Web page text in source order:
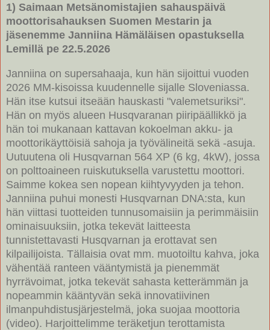
1) Saimaan Metsänomistajien sahauspäivä
moottorisahauksen Suomen Mestarin ja
jäsenemme Janniina Hämäläisen opastuksella
Lemillä pe 22.5.2026
Janniina on supersahaaja, kun hän sijoittui vuoden
2026 MM-kisoissa kuudennelle sijalle Sloveniassa.
Hän itse kutsui itseään hauskasti "valemetsuriksi".
Hän on myös alueen Husqvaranan piiripäällikkö ja
hän toi mukanaan kattavan kokoelman akku- ja
moottorikäyttöisiä sahoja ja työvälineitä sekä -asuja.
Uutuutena oli Husqvarnan 564 XP (6 kg, 4kW), jossa
on polttoaineen ruiskutuksella varustettu moottori.
Saimme kokea sen nopean kiihtyvyyden ja tehon.
Janniina puhui monesti Husqvarnan DNA:sta, kun
hän viittasi tuotteiden tunnusomaisiin ja perimmäisiin
ominaisuuksiin, jotka tekevät laitteesta
tunnistettavasti Husqvarnan ja erottavat sen
kilpailijoista. Tällaisia ovat mm. muotoiltu kahva, joka
vähentää ranteen vääntymistä ja pienemmät
hyrrävoimat, jotka tekevät sahasta ketterämmän ja
nopeammin kääntyvän sekä innovatiivinen
ilmanpuhdistusjärjestelmä, joka suojaa moottoria
(video). Harjoittelimme teräketjun terottamista